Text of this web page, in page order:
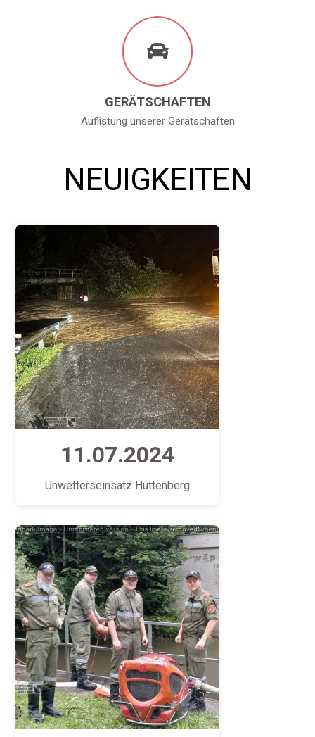
GERÄTSCHAFTEN
Auflistung unserer Gerätschaften
NEUIGKEITEN
11.07.2024
Unwetterseinsatz Hüttenberg